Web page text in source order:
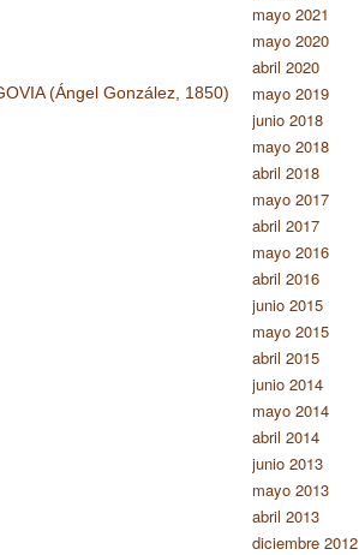
(Ángel González, 1850)
mayo 2021
mayo 2020
abril 2020
mayo 2019
junio 2018
mayo 2018
abril 2018
mayo 2017
abril 2017
mayo 2016
abril 2016
junio 2015
mayo 2015
abril 2015
junio 2014
mayo 2014
abril 2014
junio 2013
mayo 2013
abril 2013
diciembre 2012